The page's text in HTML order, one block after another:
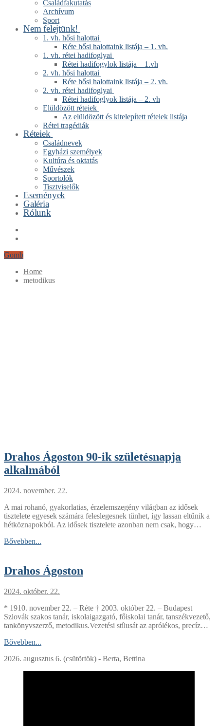
Családfakutatás
Archívum
Sport
Nem felejtünk!
1. vh. hősi halottai
Réte hősi halottaink listája – 1. vh.
1. vh. rétei hadifoglyai
Rétei hadifogylok listája – 1.vh
2. vh. hősi halottai
Réte hősi halottaink listája – 2. vh.
2. vh. rétei hadifoglyai
Rétei hadifoglyok listája – 2. vh
Elüldözött réteiek
Az elüldözött és kitelepített réteiek listája
Rétei tragédiák
Réteiek
Családnevek
Egyházi személyek
Kultúra és oktatás
Művészek
Sportolók
Tisztviselők
Események
Galéria
Rólunk
Gomb
Home
metodikus
Drahos Ágoston 90-ik születésnapja
alkalmából
2024. november. 22.
A mai rohanó, gyakorlatias, érzelemszegény világban az idősek
tisztelete egyesek számára feleslegesnek tűnhet, így lassan eltűnik a
hétköznapokból. Az idősek tisztelete azonban nem csak, hogy…
Bővebben...
Drahos Ágoston
2024. október. 22.
* 1910. november 22. – Réte † 2003. október 22. – Budapest
Szlovák szakos tanár, iskolaigazgató, főiskolai tanár, tanszékvezető,
tankönyvszerző, metodikus.Vezetési stílusát az aprólékos, precíz…
Bővebben...
2026. augusztus 6. (csütörtök) - Berta, Bettina